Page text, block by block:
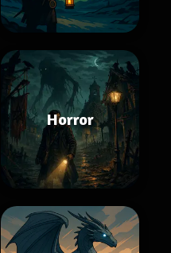
Horror